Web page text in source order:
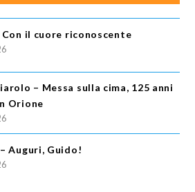
il cuore riconoscente
– Messa sulla cima, 125 anni
Orione
Auguri, Guido!